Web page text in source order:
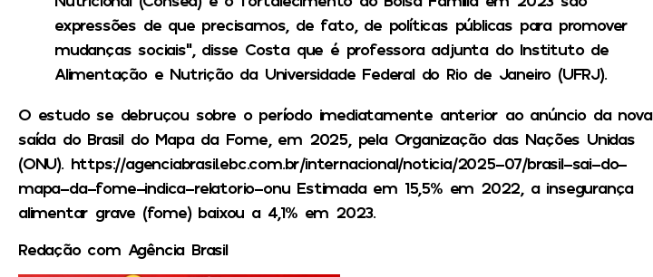
expressões de que precisamos, de fato, de políticas públicas para promover
mudanças sociais”, disse Costa que é professora adjunta do Instituto de
Alimentação e Nutrição da Universidade Federal do Rio de Janeiro (UFRJ).
O estudo se debruçou sobre o período imediatamente anterior ao anúncio da nova
saída do Brasil do Mapa da Fome, em 2025, pela Organização das Nações Unidas
(ONU). https://agenciabrasil.ebc.com.br/internacional/noticia/2025-07/brasil-sai-do-
mapa-da-fome-indica-relatorio-onu Estimada em 15,5% em 2022, a insegurança
alimentar grave (fome) baixou a 4,1% em 2023.
Redação com Agência Brasil